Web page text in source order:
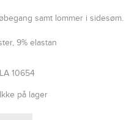
samt lommer i sidesøm.
9% elastan
10654
Ikke på lager